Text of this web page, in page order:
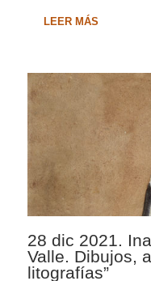
LEER MÁS
28 dic 2021.
Valle. Dibujos,
litografías”